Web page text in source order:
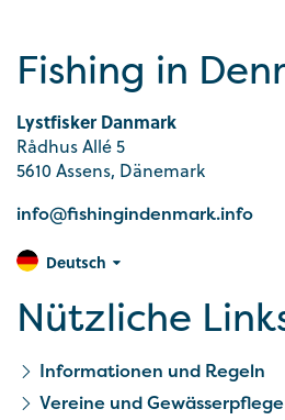
Fishing in
Lystfisker Danmark
Rådhus Allé 5
5610 Assens, Dänemark
info@fishingindenmark.info
Deutsch
Nützliche
Informationen und Regeln
Vereine und Gewässerpflege